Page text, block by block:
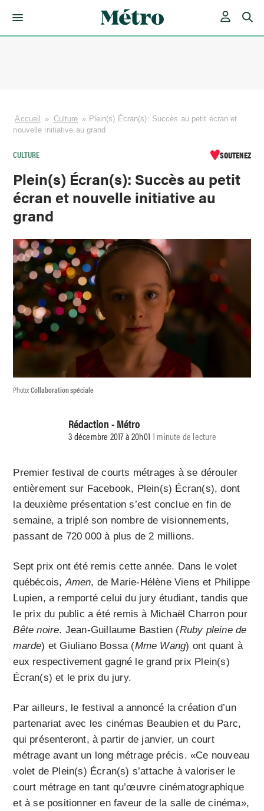
Accueil » Culture » Plein(s) Écran(s): Succès au petit écran et
nouvelle initiative au grand
CULTURE SOUTENEZ
Plein(s) Écran(s): Succès au petit
écran et nouvelle initiative au
grand
Photo:Collaboration spéciale
Rédaction - Métro
3 décembre 2017 à 20h01 1 minute de lecture
Premier festival de courts métrages à se dérouler
entièrement sur Facebook, Plein(s) Écran(s), dont
la deuxième présentation s’est conclue en fin de
semaine, a triplé son nombre de visionnements,
passant de 720 000 à plus de 2 millions.
Sept prix ont été remis cette année. Dans le volet
québécois, Amen, de Marie-Hélène Viens et Philippe
Lupien, a remporté celui du jury étudiant, tandis que
le prix du public a été remis à Michaël Charron pour
Bête noire. Jean-Guillaume Bastien (Ruby pleine de
marde) et Giuliano Bossa (Mme Wang) ont quant à
eux respectivement gagné le grand prix Plein(s)
Écran(s) et le prix du jury.
Par ailleurs, le festival a annoncé la création d’un
partenariat avec les cinémas Beaubien et du Parc,
qui présenteront, à partir de janvier, un court
métrage avant un long métrage précis. «Ce nouveau
volet de Plein(s) Écran(s) s’attache à valoriser le
court métrage en tant qu’œuvre cinématographique
et à se positionner en faveur de la salle de cinéma»,